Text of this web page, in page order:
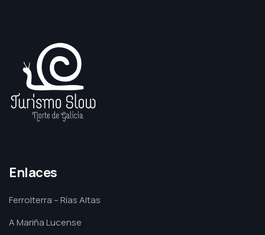
Enlaces
Ferrolterra – Rías Altas
A Mariña Lucense